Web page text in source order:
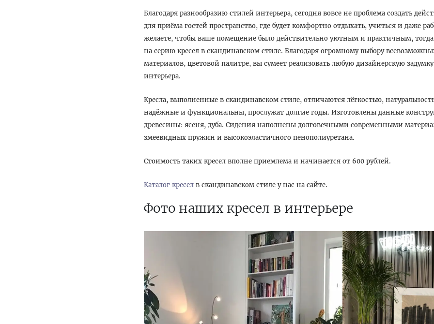
Благодаря разнообразию стилей интерьера, сегодня вовсе не проблема создать
для приёма гостей пространство, где будет комфортно отдыхать, учиться и даже
желаете, чтобы ваше помещение было действительно уютным и практичным,
на серию кресел в скандинавском стиле. Благодаря огромному выбору
материалов, цветовой палитре, вы сумеет реализовать любую дизайнерскую
интерьера.
Кресла, выполненные в скандинавском стиле, отличаются лёгкостью,
надёжные и функциональны, прослужат долгие годы. Изготовлены данные
древесины: ясеня, дуба. Сидения наполнены долговечными современными
змеевидных пружин и высокоэластичного пенополиуретана.
Стоимость таких кресел вполне приемлема и начинается от 600 рублей.
Каталог кресел в скандинавском стиле у нас на сайте.
Фото наших кресел в интерьере